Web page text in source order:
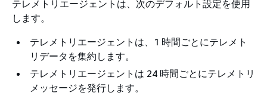
テレメトリエージェントは、次のデフォルト設定を使用
します。
テレメトリエージェントは、1 時間ごとにテレメト
リデータを集約します。
テレメトリエージェントは 24 時間ごとにテレメトリ
メッセージを発行します。